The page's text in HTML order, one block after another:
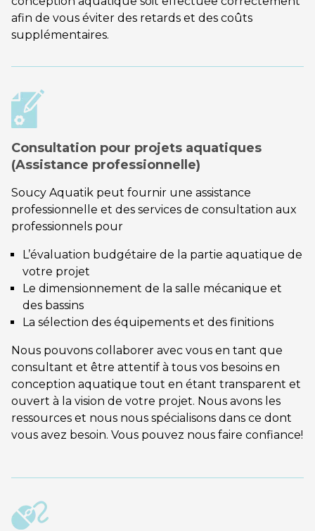
afin de vous éviter des retards et des coûts
supplémentaires.
Consultation pour projets aquatiques
(Assistance professionnelle)
Soucy Aquatik peut fournir une assistance
professionnelle et des services de consultation aux
professionnels pour
L’évaluation budgétaire de la partie aquatique de
votre projet
Le dimensionnement de la salle mécanique et
des bassins
La sélection des équipements et des finitions
Nous pouvons collaborer avec vous en tant que
consultant et être attentif à tous vos besoins en
conception aquatique tout en étant transparent et
ouvert à la vision de votre projet. Nous avons les
ressources et nous nous spécialisons dans ce dont
vous avez besoin. Vous pouvez nous faire confiance!